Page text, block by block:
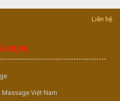
Liên hệ
DỤNG
Việt Nam